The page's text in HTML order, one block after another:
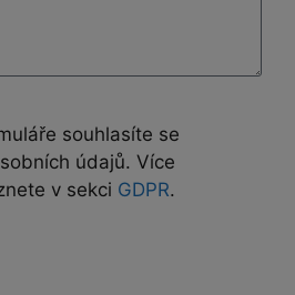
souhlasíte se
údajů. Více
v sekci GDPR.